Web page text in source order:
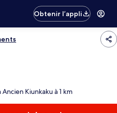
Obtenir l’appli
Kiunkaku à 1 km